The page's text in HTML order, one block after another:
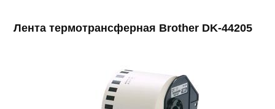
Лента термотрансферная Brother DK-44205